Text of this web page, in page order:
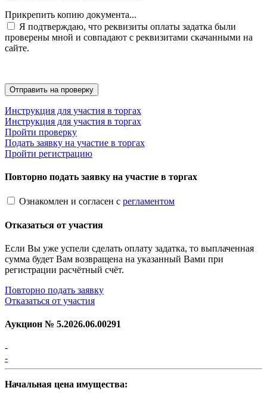
Прикрепить копию документа...
Я подтверждаю, что реквизиты оплаты задатка были
проверены мной и совпадают с реквизитами скачанными на
сайте.
Инструкция для участия в торгах
Инструкция для участия в торгах
Пройти проверку
Подать заявку на участие в торгах
Пройти регистрацию
Повторно подать заявку на участие в торгах
Ознакомлен и согласен с регламентом
Отказаться от участия
Если Вы уже успели сделать оплату задатка, то выплаченная
сумма будет Вам возвращена на указанный Вами при
регистрации расчётный счёт.
Повторно подать заявку
Отказаться от участия
Аукцион № 5.2026.06.00291
-
-
Начальная цена имущества: